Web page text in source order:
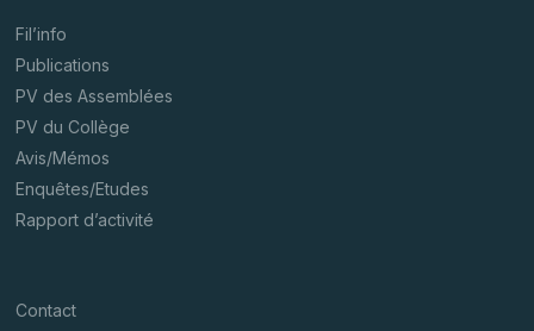
Fil’info
Publications
PV des Assemblées
PV du Collège
Avis/Mémos
Enquêtes/Etudes
Rapport d’activité
Contact